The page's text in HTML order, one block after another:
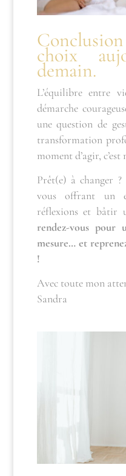
choix
demain.
L’équilibre entre
démarche
une question de
transformation
moment d’agir,
Prêt(e) à changer
vous offrant un
réflexions et bâtir
rendez-vous pour
mesure… et
!
Avec toute mon
Sandra